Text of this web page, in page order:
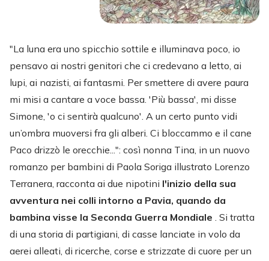
"La luna era uno spicchio sottile e illuminava poco, io
pensavo ai nostri genitori che ci credevano a letto, ai
lupi, ai nazisti, ai fantasmi. Per smettere di avere paura
mi misi a cantare a voce bassa. 'Più bassa', mi disse
Simone, 'o ci sentirà qualcuno'. A un certo punto vidi
un’ombra muoversi fra gli alberi. Ci bloccammo e il cane
Paco drizzò le orecchie...": così nonna Tina, in un nuovo
romanzo per bambini di Paola Soriga illustrato Lorenzo
Terranera, racconta ai due nipotini l'inizio della sua
avventura nei colli intorno a Pavia, quando da
bambina visse la Seconda Guerra Mondiale . Si tratta
di una storia di partigiani, di casse lanciate in volo da
aerei alleati, di ricerche, corse e strizzate di cuore per un